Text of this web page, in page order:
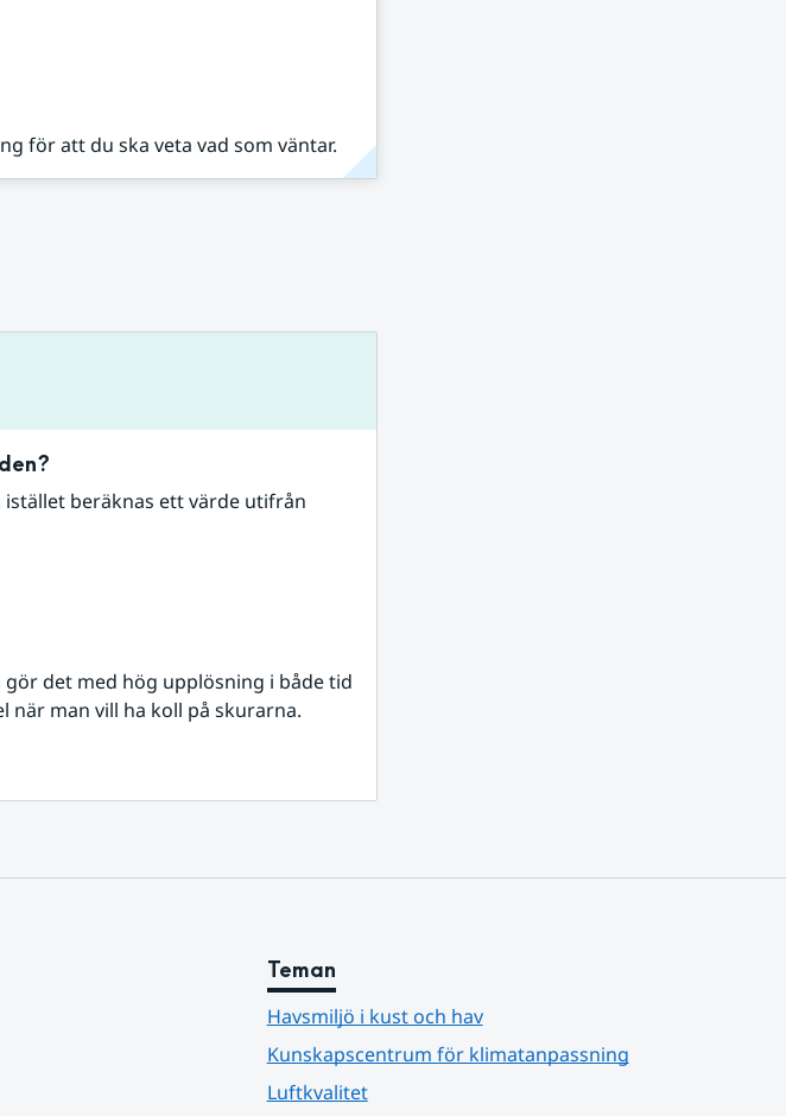
för att du ska veta vad som väntar.
beräknas ett värde utifrån
det med hög upplösning i både tid
när man vill ha koll på skurarna.
Teman
Havsmiljö i kust och hav
Kunskapscentrum för klimatanpassning
Luftkvalitet